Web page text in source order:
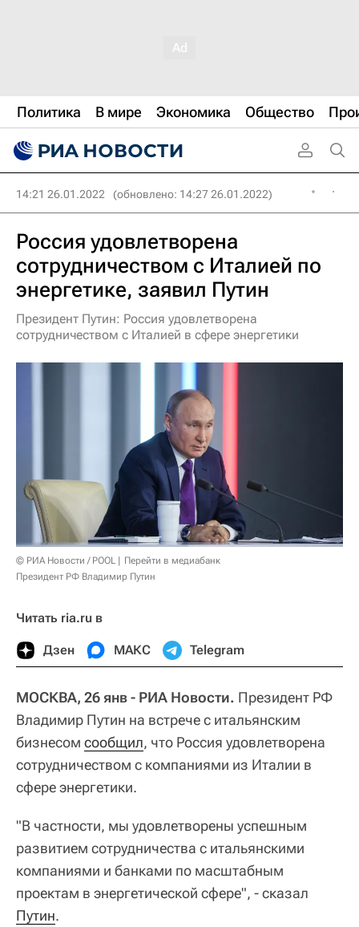
Политика В мире Экономика Общество
14:21 26.01.2022 (обновлено: 14:27 26.01.2022)
Россия удовлетворена
сотрудничеством с Италией по
энергетике, заявил Путин
Президент Путин: Россия удовлетворена
сотрудничеством с Италией в сфере энергетики
© РИА Новости / POOL
Перейти в медиабанк
Президент РФ Владимир Путин
Читать ria.ru в
Дзен МАКС Telegram
МОСКВА, 26 янв - РИА Новости. Президент РФ
Владимир Путин на встрече с итальянским
бизнесом сообщил, что Россия удовлетворена
сотрудничеством с компаниями из Италии в
сфере энергетики.
"В частности, мы удовлетворены успешным
развитием сотрудничества с итальянскими
компаниями и банками по масштабным
проектам в энергетической сфере", - сказал
Путин.